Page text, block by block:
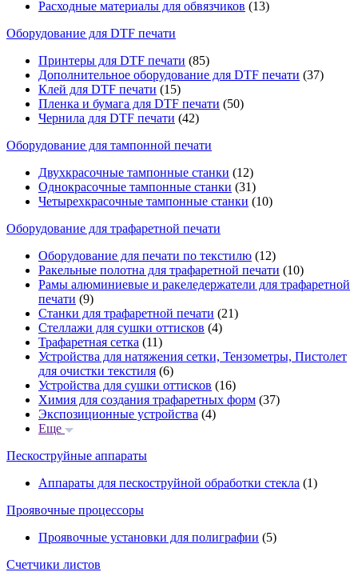
Расходные материалы для обвязчиков (13)
Оборудование для DTF печати
Принтеры для DTF печати (85)
Дополнительное оборудование для DTF печати (37)
Клей для DTF печати (15)
Пленка и бумага для DTF печати (50)
Чернила для DTF печати (42)
Оборудование для тампонной печати
Двухкрасочные тампонные станки (12)
Однокрасочные тампонные станки (31)
Четырехкрасочные тампонные станки (10)
Оборудование для трафаретной печати
Оборудование для печати по текстилю (12)
Ракельные полотна для трафаретной печати (10)
Рамы алюминиевые и ракеледержатели для трафаретной
печати (9)
Станки для трафаретной печати (21)
Стеллажи для сушки оттисков (4)
Трафаретная сетка (11)
Устройства для натяжения сетки, Тензометры, Пистолет
для очистки текстиля (6)
Устройства для сушки оттисков (16)
Химия для создания трафаретных форм (37)
Экспозиционные устройства (4)
Еще
Пескоструйные аппараты
Аппараты для пескоструйной обработки стекла (1)
Проявочные процессоры
Проявочные установки для полиграфии (5)
Счетчики листов